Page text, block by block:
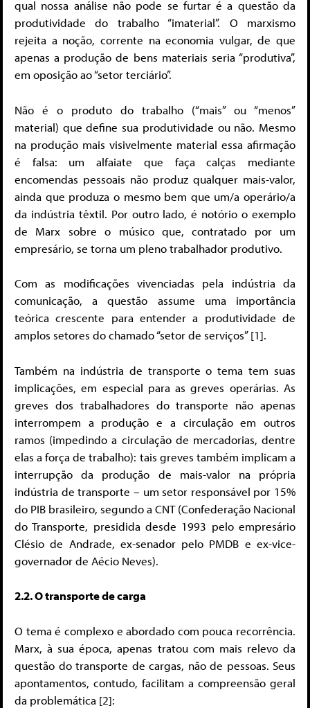
qual nossa análise não pode se furtar é a questão da
produtividade do trabalho “imaterial”. O marxismo
rejeita a noção, corrente na economia vulgar, de que
apenas a produção de bens materiais seria “produtiva”,
em oposição ao “setor terciário”.
Não é o produto do trabalho (“mais” ou “menos”
material) que define sua produtividade ou não. Mesmo
na produção mais visivelmente material essa afirmação
é falsa: um alfaiate que faça calças mediante
encomendas pessoais não produz qualquer mais-valor,
ainda que produza o mesmo bem que um/a operário/a
da indústria têxtil. Por outro lado, é notório o exemplo
de Marx sobre o músico que, contratado por um
empresário, se torna um pleno trabalhador produtivo.
Com as modificações vivenciadas pela indústria da
comunicação, a questão assume uma importância
teórica crescente para entender a produtividade de
amplos setores do chamado “setor de serviços” [1].
Também na indústria de transporte o tema tem suas
implicações, em especial para as greves operárias. As
greves dos trabalhadores do transporte não apenas
interrompem a produção e a circulação em outros
ramos (impedindo a circulação de mercadorias, dentre
elas a força de trabalho): tais greves também implicam a
interrupção da produção de mais-valor na própria
indústria de transporte – um setor responsável por 15%
do PIB brasileiro, segundo a CNT (Confederação Nacional
do Transporte, presidida desde 1993 pelo empresário
Clésio de Andrade, ex-senador pelo PMDB e ex-vice-
governador de Aécio Neves).
2.2. O transporte de carga
O tema é complexo e abordado com pouca recorrência.
Marx, à sua época, apenas tratou com mais relevo da
questão do transporte de cargas, não de pessoas. Seus
apontamentos, contudo, facilitam a compreensão geral
da problemática [2]: